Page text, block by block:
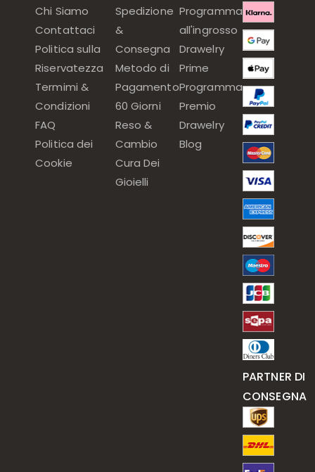
Chi Siamo
Contattaci
Politica sulla
Riservatezza
Termimi &
Condizioni
FAQ
Politica dei
Cookie
Spedizione
&
Consegna
Metodo di
Pagamento
60 Giorni
Reso &
Cambio
Cura Dei
Gioielli
Programma
all'ingrosso
Drawelry
Prime
Programma
Premio
Drawelry
Blog
PARTNER DI
CONSEGNA